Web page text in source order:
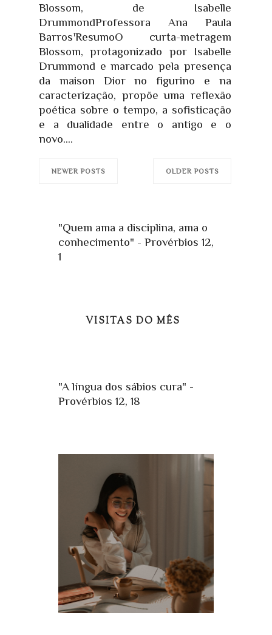
Blossom, de Isabelle
DrummondProfessora Ana Paula
Barros¹ResumoO curta-metragem
Blossom, protagonizado por Isabelle
Drummond e marcado pela presença
da maison Dior no figurino e na
caracterização, propõe uma reflexão
poética sobre o tempo, a sofisticação
e a dualidade entre o antigo e o
novo....
NEWER POSTS OLDER POSTS
"Quem ama a disciplina, ama o
conhecimento" - Provérbios 12,
1
VISITAS DO MÊS
"A língua dos sábios cura" -
Provérbios 12, 18